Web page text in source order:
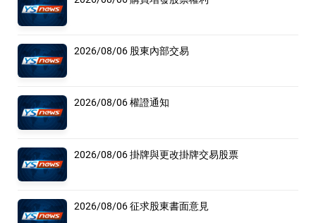
2026/08/06 股東內部交易
2026/08/06 權證通知
2026/08/06 掛牌與更改掛牌交易股票
2026/08/06 征求股東書面意見